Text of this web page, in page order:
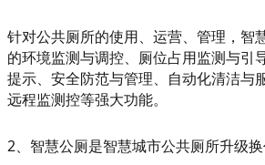
针对公共厕所的使用、运营、管理，智
的环境监测与调控、厕位占用监测与引
提示、安全防范与管理、自动化清洁与
远程监测控等强大功能。
2、智慧公厕是智慧城市公共厕所升级换